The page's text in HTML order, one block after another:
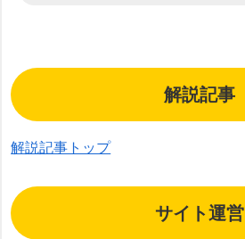
解説記事
解説記事トップ
サイト運営